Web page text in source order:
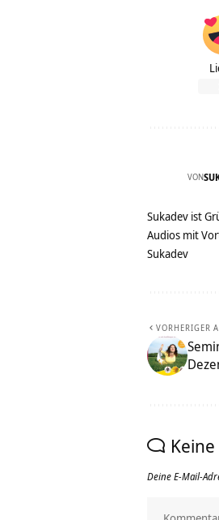
VON
Sukadev ist
Audios mit
Sukadev
VORHERIGER
Deine E-Mail-